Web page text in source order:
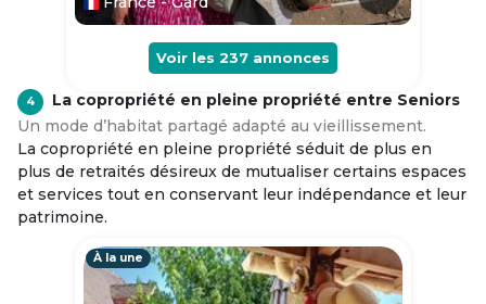
Voir les 237 annonces
4
La copropriété en pleine propriété entre Seniors
Un mode d’habitat partagé adapté au vieillissement.
La copropriété en pleine propriété séduit de plus en
plus de retraités désireux de mutualiser certains espaces
et services tout en conservant leur indépendance et leur
patrimoine.
À la une